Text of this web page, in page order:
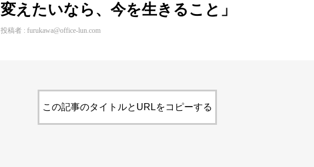
変えたいなら、今を生きること」
投稿者 : furukawa@office-lun.com
この記事のタイトルとURLをコピーする